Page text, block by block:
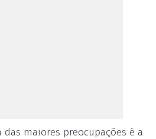
das maiores preocupações é a